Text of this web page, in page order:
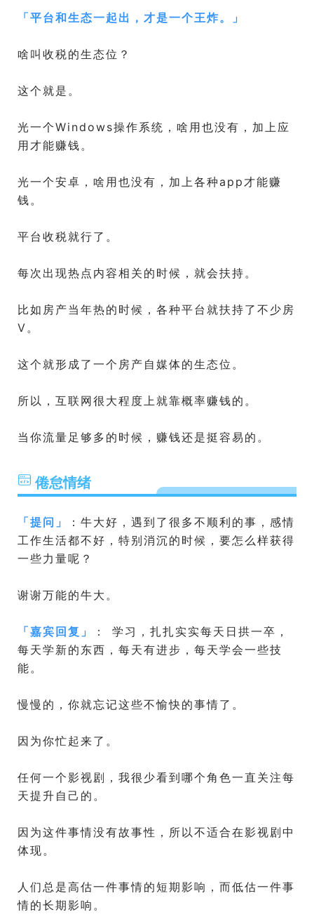
「平台和生态一起出，才是一个王炸。 」
啥叫收税的生态位？
这个就是。
光一个Windows操作系统，啥用也没有，加上应
用才能赚钱。
光一个安卓，啥用也没有，加上各种app才能赚
钱。
平台收税就行了。
每次出现热点内容相关的时候，就会扶持。
比如房产当年热的时候，各种平台就扶持了不少房
V。
这个就形成了一个房产自媒体的生态位。
所以，互联网很大程度上就靠概率赚钱的。
当你流量足够多的时候，赚钱还是挺容易的。
倦怠情绪
「提问 」
：牛大好，遇到了很多不顺利的事，感情
工作生活都不好，特别消沉的时候，要怎么样获得
一些力量呢？
谢谢万能的牛大。
「嘉宾回复 」
： 学习，扎扎实实每天日拱一卒，
每天学新的东西，每天有进步，每天学会一些技
能。
慢慢的，你就忘记这些不愉快的事情了。
因为你忙起来了。
任何一个影视剧，我很少看到哪个角色一直关注每
天提升自己的。
因为这件事情没有故事性，所以不适合在影视剧中
体现。
人们总是高估一件事情的短期影响，而低估一件事
情的长期影响。